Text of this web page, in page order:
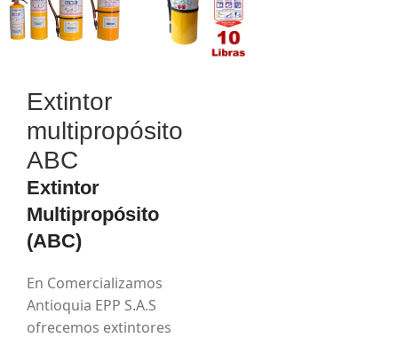
Extintor
multipropósito
ABC
Extintor
Multipropósito
(ABC)
En Comercializamos
Antioquia EPP S.A.S
ofrecemos extintores